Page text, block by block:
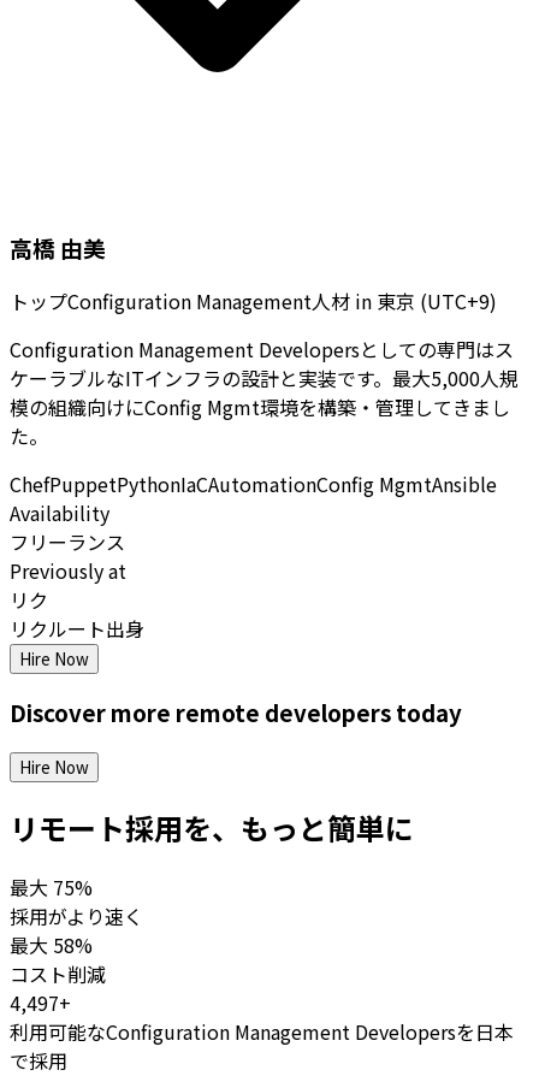
高橋 由美
トップConfiguration Management人材 in 東京 (UTC+9)
Configuration Management Developersとしての専門はス
ケーラブルなITインフラの設計と実装です。最大5,000人規
模の組織向けにConfig Mgmt環境を構築・管理してきまし
た。
ChefPuppetPythonIaCAutomationConfig MgmtAnsible
Availability
フリーランス
Previously at
リク
リクルート出身
Hire Now
Discover more remote developerstoday
Hire Now
リモート採用を、もっと簡単に
最大 75%
採用がより速く
最大 58%
コスト削減
4,497+
利用可能なConfiguration Management Developersを日本
で採用